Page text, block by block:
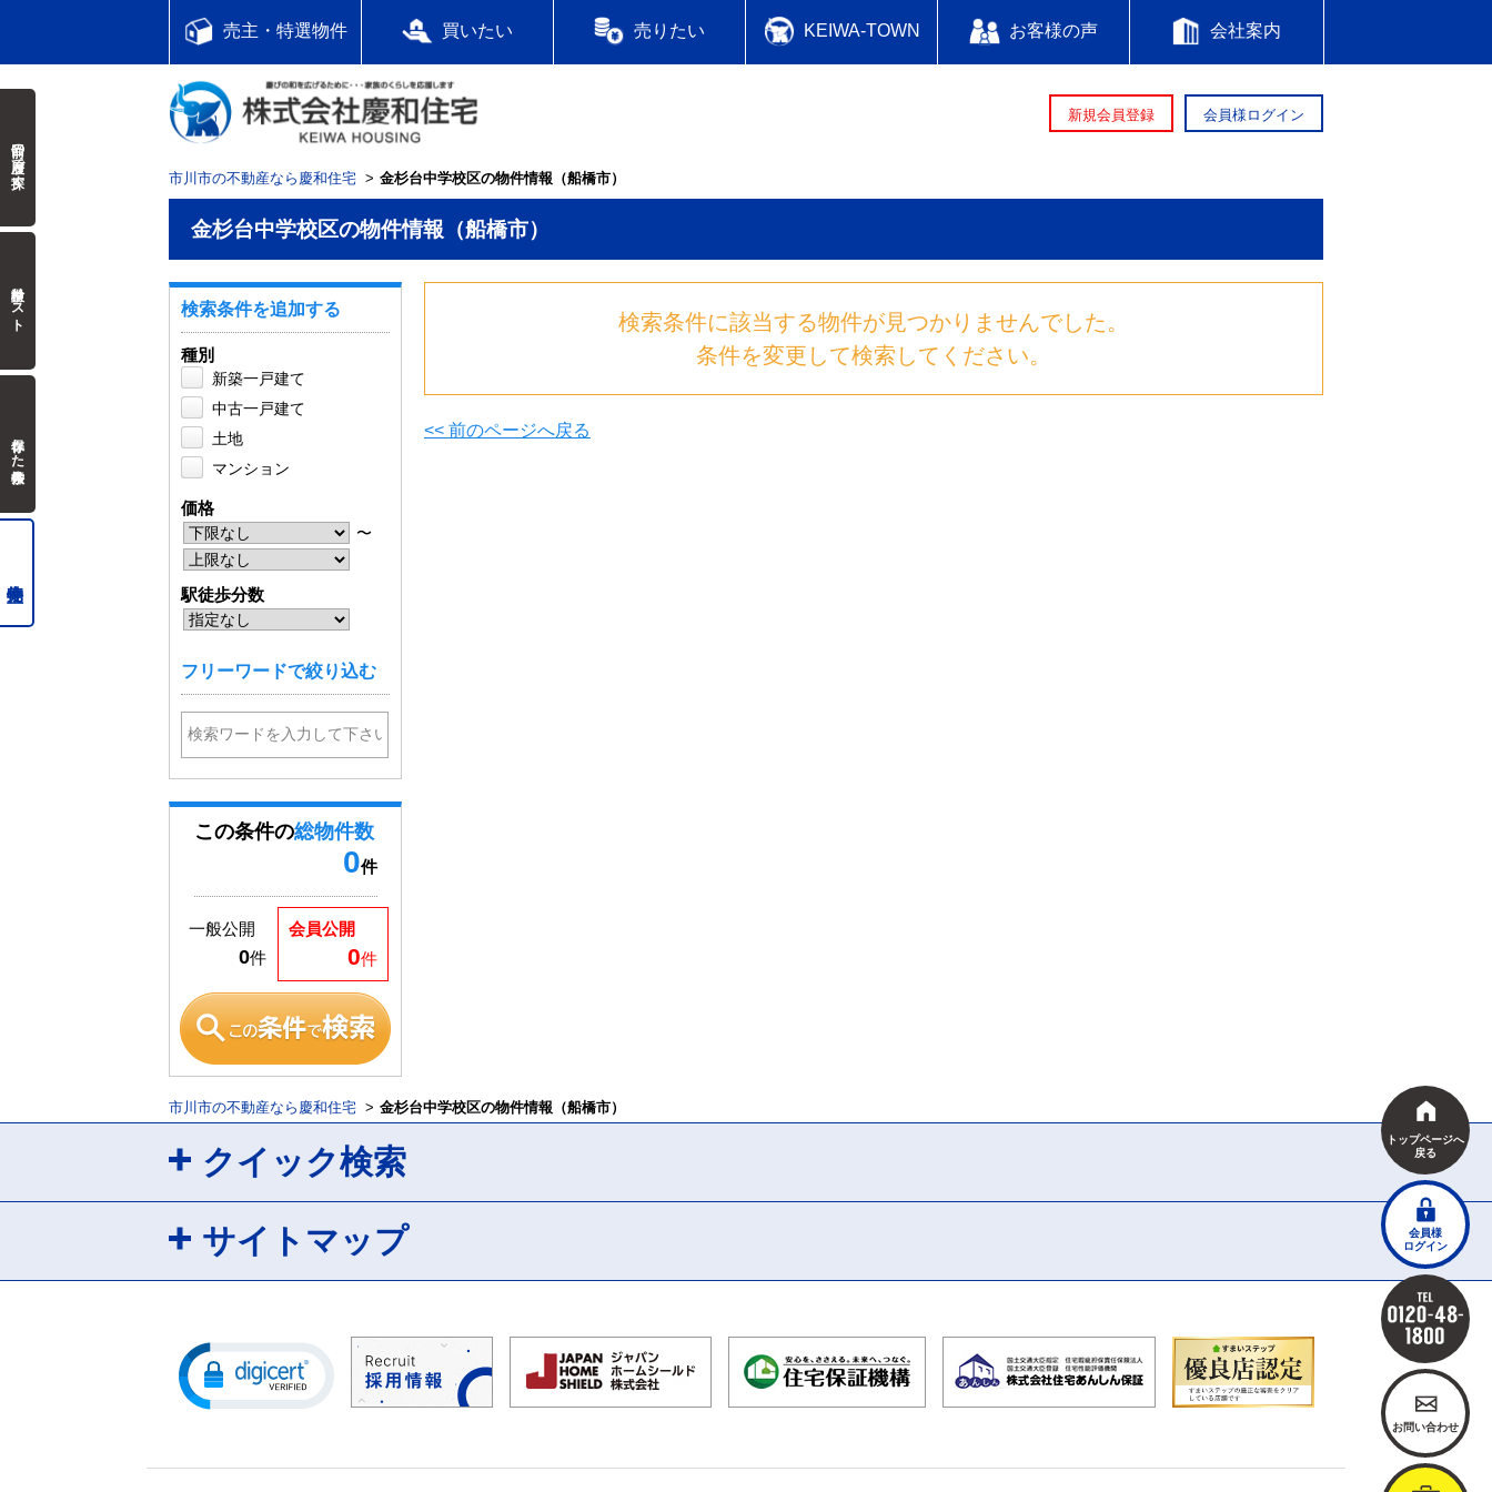
売主・特選物件 買いたい 売りたい KEIWA-TOWN お客様の声 会社案内
新規会員登録 会員様ログイン
市川市の不動産なら慶和住宅 金杉台中学校区の物件情報（船橋市）
金杉台中学校区の物件情報（船橋市）
検索条件に該当する物件が見つかりませんでした。
条件を変更して検索してください。
<< 前のページへ戻る
検索条件を追加する
種別
新築一戸建て
中古一戸建て
土地
マンション
価格
〜
駅徒歩分数
フリーワードで絞り込む
この条件の総物件数
0件
会員公開
0件
一般公開
0件
市川市の不動産なら慶和住宅 金杉台中学校区の物件情報（船橋市）
クイック検索
サイトマップ
トップページへ
戻る
会員様
ログイン
お問い合わせ
前回の履歴で探す
検討中リスト
保存した検索条件